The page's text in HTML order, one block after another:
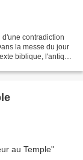
contradiction
la messe du jour
biblique, l'antique